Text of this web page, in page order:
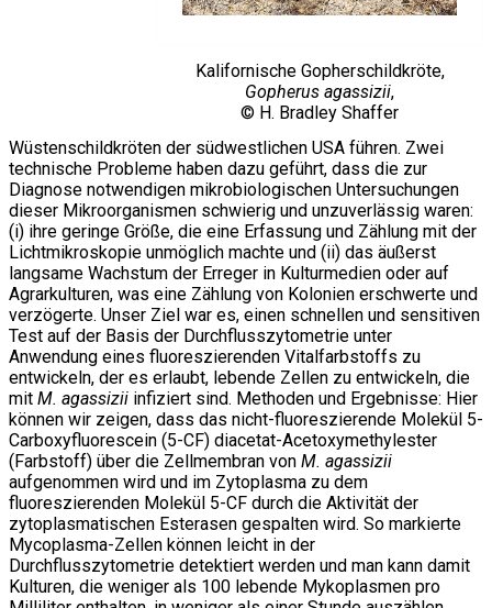
Kalifornische Gopherschildkröte,
Gopherus agassizii,
© H. Bradley Shaffer
Wüstenschildkröten der südwestlichen USA führen. Zwei
technische Probleme haben dazu geführt, dass die zur
Diagnose notwendigen mikrobiologischen Untersuchungen
dieser Mikroorganismen schwierig und unzuverlässig waren:
(i) ihre geringe Größe, die eine Erfassung und Zählung mit der
Lichtmikroskopie unmöglich machte und (ii) das äußerst
langsame Wachstum der Erreger in Kulturmedien oder auf
Agrarkulturen, was eine Zählung von Kolonien erschwerte und
verzögerte. Unser Ziel war es, einen schnellen und sensitiven
Test auf der Basis der Durchflusszytometrie unter
Anwendung eines fluoreszierenden Vitalfarbstoffs zu
entwickeln, der es erlaubt, lebende Zellen zu entwickeln, die
mit M. agassizii infiziert sind. Methoden und Ergebnisse: Hier
können wir zeigen, dass das nicht-fluoreszierende Molekül 5-
Carboxyfluorescein (5-CF) diacetat-Acetoxymethylester
(Farbstoff) über die Zellmembran von M. agassizii
aufgenommen wird und im Zytoplasma zu dem
fluoreszierenden Molekül 5-CF durch die Aktivität der
zytoplasmatischen Esterasen gespalten wird. So markierte
Mycoplasma-Zellen können leicht in der
Durchflusszytometrie detektiert werden und man kann damit
Kulturen, die weniger als 100 lebende Mykoplasmen pro